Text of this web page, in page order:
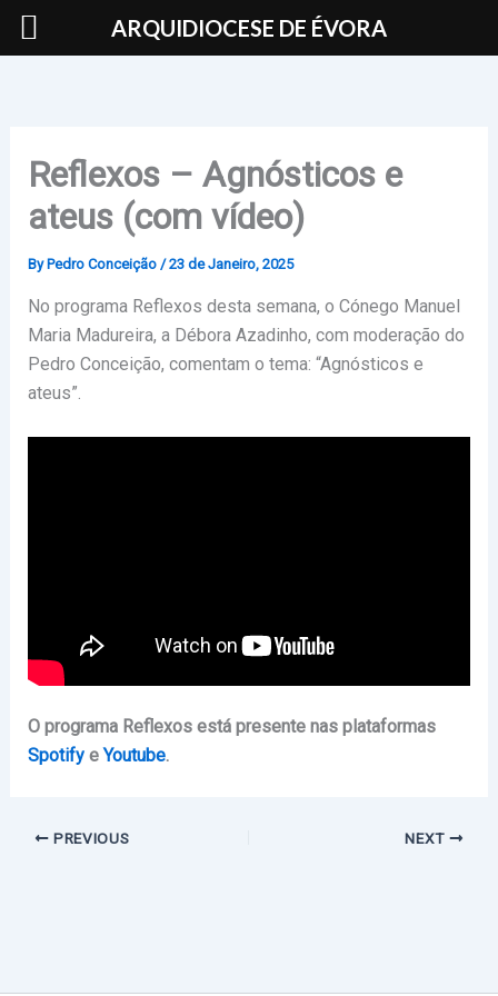
Skip
Reflexos – Agnósticos e
ateus (com vídeo)
By Pedro Conceição /23 de Janeiro, 2025
No programa Reflexos desta semana, o Cónego Manuel
Maria Madureira, a Débora Azadinho, com moderação do
Pedro Conceição, comentam o tema: “Agnósticos e
ateus”.
O programa Reflexos está presente nas plataformas
SpotifyeYoutube.
PREVIOUS NEXT
ARQUIDIOCESE DE ÉVORA